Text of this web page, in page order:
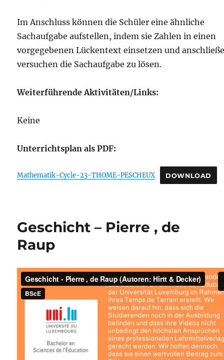
Im Anschluss können die Schüler eine ähnliche
Sachaufgabe aufstellen, indem sie Zahlen in einen
vorgegebenen Lückentext einsetzen und
versuchen die Sachaufgabe zu lösen.
Weiterführende Aktivitäten/Links:
Keine
Unterrichtsplan als PDF:
Mathematik-Cycle-23-THOME-PESCHEUX DOWNLOAD
Geschicht – Pierre , de
Raup